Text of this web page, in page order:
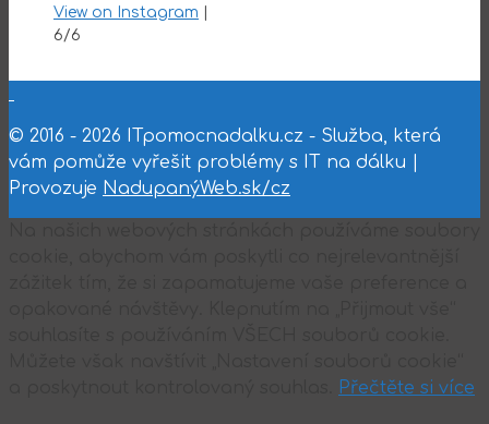
View on Instagram
6/6
© 2016 - 2026 ITpomocnadalku.cz - Služba, která
vám pomůže vyřešit problémy s IT na dálku |
Provozuje NadupanýWeb.sk/cz
Přečtěte si více